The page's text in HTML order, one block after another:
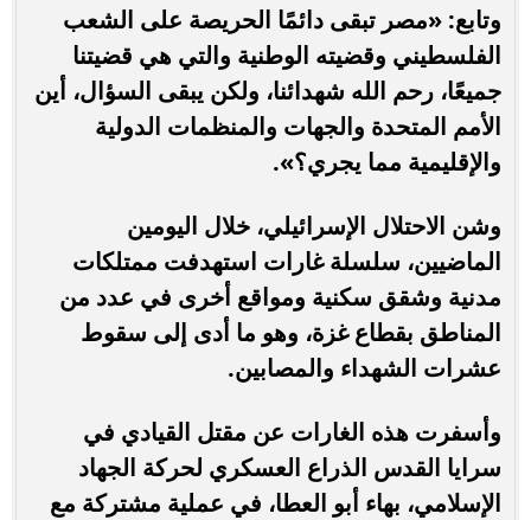
وتابع: «مصر تبقى دائمًا الحريصة على الشعب
الفلسطيني وقضيته الوطنية والتي هي قضيتنا
جميعًا، رحم الله شهدائنا، ولكن يبقى السؤال، أين
الأمم المتحدة والجهات والمنظمات الدولية
والإقليمية مما يجري؟».
وشن الاحتلال الإسرائيلي، خلال اليومين
الماضيين، سلسلة غارات استهدفت ممتلكات
مدنية وشقق سكنية ومواقع أخرى في عدد من
المناطق بقطاع غزة، وهو ما أدى إلى سقوط
عشرات الشهداء والمصابين.
وأسفرت هذه الغارات عن مقتل القيادي في
سرايا القدس الذراع العسكري لحركة الجهاد
الإسلامي، بهاء أبو العطا، في عملية مشتركة مع